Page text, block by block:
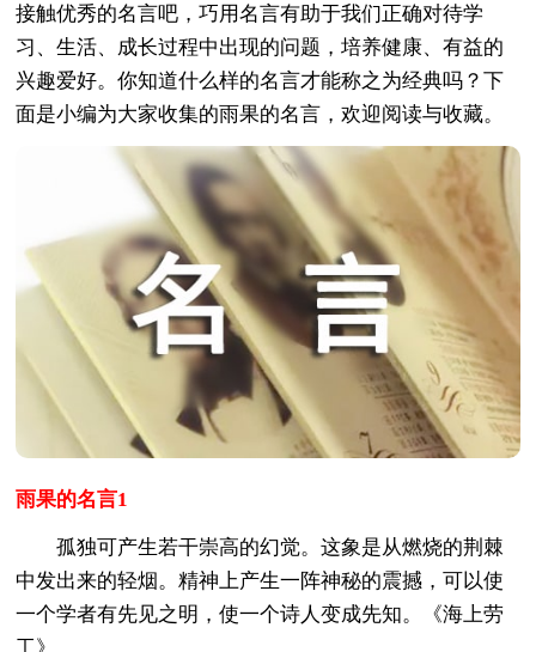
接触优秀的名言吧，巧用名言有助于我们正确对待学
习、生活、成长过程中出现的问题，培养健康、有益的
兴趣爱好。你知道什么样的名言才能称之为经典吗？下
面是小编为大家收集的雨果的名言，欢迎阅读与收藏。
雨果的名言1
孤独可产生若干崇高的幻觉。这象是从燃烧的荆棘
中发出来的轻烟。精神上产生一阵神秘的震撼，可以使
一个学者有先见之明，使一个诗人变成先知。《海上劳